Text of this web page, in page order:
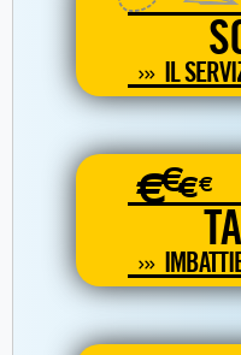
IL
€€€€